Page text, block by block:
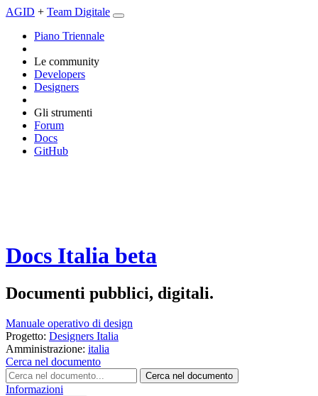
AGID + Team Digitale
Piano Triennale
Le community
Developers
Designers
Gli strumenti
Forum
Docs
GitHub
Docs Italia beta
Documenti pubblici, digitali.
Manuale operativo di design
Progetto: Designers Italia
Amministrazione: italia
Cerca nel documento
Cerca nel documento
Informazioni